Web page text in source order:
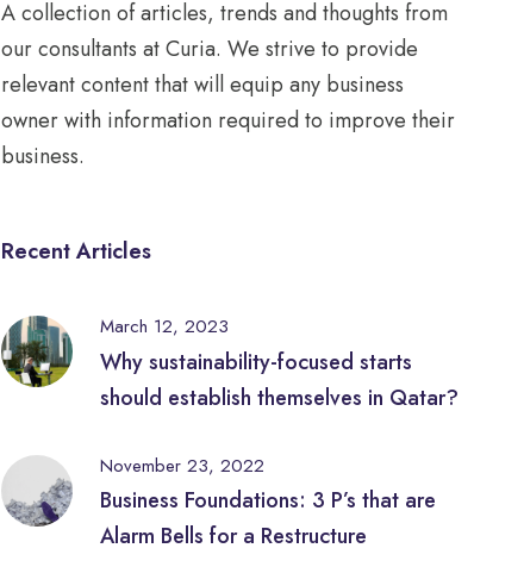
A collection of articles, trends and thoughts from
our consultants at Curia. We strive to provide
relevant content that will equip any business
owner with information required to improve their
business.
Recent Articles
March 12, 2023
Why sustainability-focused starts
should establish themselves in Qatar?
November 23, 2022
Business Foundations: 3 P’s that are
Alarm Bells for a Restructure